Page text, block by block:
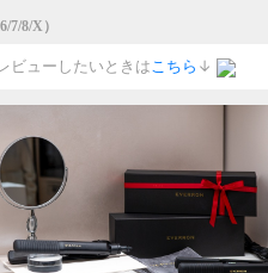
7/8/X）
ビューしたいときはこちら ↓